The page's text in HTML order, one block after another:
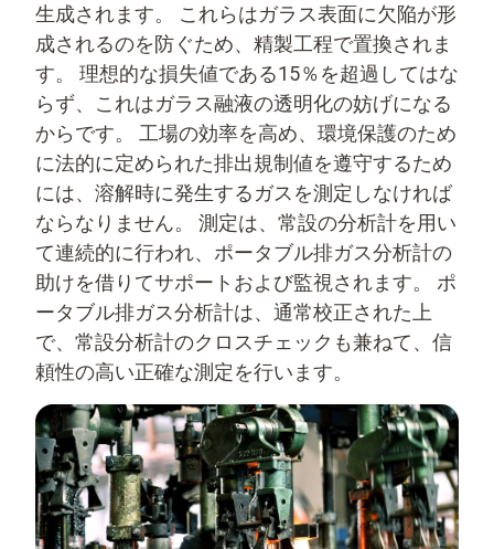
生成されます。 これらはガラス表面に欠陥が形
成されるのを防ぐため、精製工程で置換されま
す。 理想的な損失値である15％を超過してはな
らず、これはガラス融液の透明化の妨げになる
からです。 工場の効率を高め、環境保護のため
に法的に定められた排出規制値を遵守するため
には、溶解時に発生するガスを測定しなければ
ならなりません。 測定は、常設の分析計を用い
て連続的に行われ、ポータブル排ガス分析計の
助けを借りてサポートおよび監視されます。 ポ
ータブル排ガス分析計は、通常校正された上
で、常設分析計のクロスチェックも兼ねて、信
頼性の高い正確な測定を行います。